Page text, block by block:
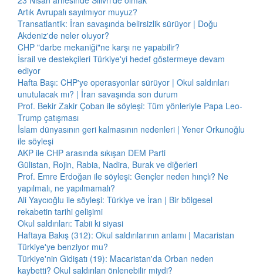
Artık Avrupalı sayılmıyor muyuz?
Transatlantik: İran savaşında belirsizlik sürüyor | Doğu
Akdeniz'de neler oluyor?
CHP "darbe mekaniği"ne karşı ne yapabilir?
İsrail ve destekçileri Türkiye'yi hedef göstermeye devam
ediyor
Hafta Başı: CHP'ye operasyonlar sürüyor | Okul saldırıları
unutulacak mı? | İran savaşında son durum
Prof. Bekir Zakir Çoban ile söyleşi: Tüm yönleriyle Papa Leo-
Trump çatışması
İslam dünyasının geri kalmasının nedenleri | Yener Orkunoğlu
ile söyleşi
AKP ile CHP arasında sıkışan DEM Parti
Gülistan, Rojin, Rabia, Nadira, Burak ve diğerleri
Prof. Emre Erdoğan ile söyleşi: Gençler neden hınçlı? Ne
yapılmalı, ne yapılmamalı?
Ali Yaycıoğlu ile söyleşi: Türkiye ve İran | Bir bölgesel
rekabetin tarihi gelişimi
Okul saldırıları: Tabii ki siyasi
Haftaya Bakış (312): Okul saldırılarının anlamı | Macaristan
Türkiye'ye benziyor mu?
Türkiye'nin Gidişatı (19): Macaristan'da Orban neden
kaybetti? Okul saldırıları önlenebilir miydi?